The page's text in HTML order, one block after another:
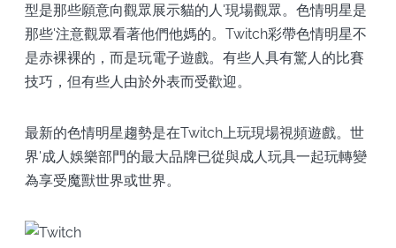
型是那些願意向觀眾展示貓的人'現場觀眾。色情明星是
那些'注意觀眾看著他們他媽的。Twitch彩帶色情明星不
是赤裸裸的，而是玩電子遊戲。有些人具有驚人的比賽
技巧，但有些人由於外表而受歡迎。
最新的色情明星趨勢是在Twitch上玩現場視頻遊戲。世
界'成人娛樂部門的最大品牌已從與成人玩具一起玩轉變
為享受魔獸世界或世界。